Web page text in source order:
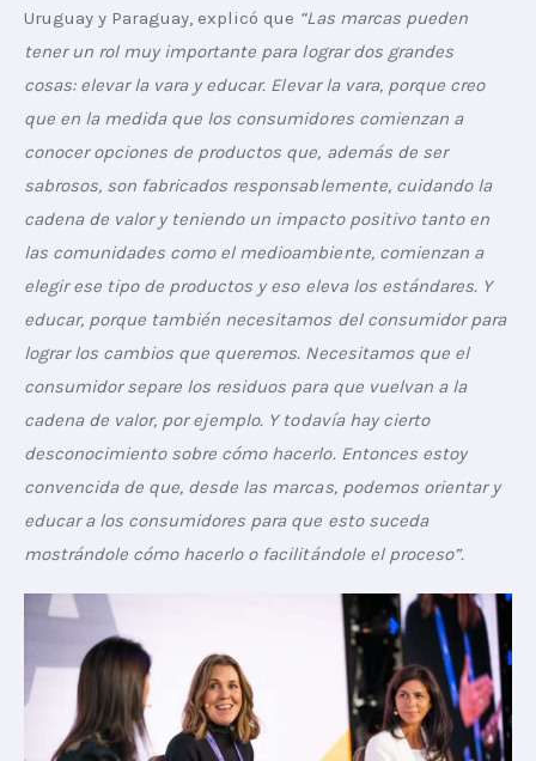
Uruguay y Paraguay, explicó que “Las marcas pueden
tener un rol muy importante para lograr dos grandes
cosas: elevar la vara y educar. Elevar la vara, porque creo
que en la medida que los consumidores comienzan a
conocer opciones de productos que, además de ser
sabrosos, son fabricados responsablemente, cuidando la
cadena de valor y teniendo un impacto positivo tanto en
las comunidades como el medioambiente, comienzan a
elegir ese tipo de productos y eso eleva los estándares. Y
educar, porque también necesitamos del consumidor para
lograr los cambios que queremos. Necesitamos que el
consumidor separe los residuos para que vuelvan a la
cadena de valor, por ejemplo. Y todavía hay cierto
desconocimiento sobre cómo hacerlo. Entonces estoy
convencida de que, desde las marcas, podemos orientar y
educar a los consumidores para que esto suceda
mostrándole cómo hacerlo o facilitándole el proceso”.